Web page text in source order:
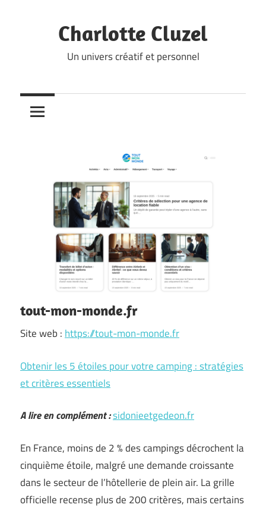
Charlotte Cluzel
Un univers créatif et personnel
tout-mon-monde.fr
Site web : https://tout-mon-monde.fr
Obtenir les 5 étoiles pour votre camping : stratégies
et critères essentiels
A lire en complément :sidonieetgedeon.fr
En France, moins de 2 % des campings décrochent la
cinquième étoile, malgré une demande croissante
dans le secteur de l’hôtellerie de plein air. La grille
officielle recense plus de 200 critères, mais certains